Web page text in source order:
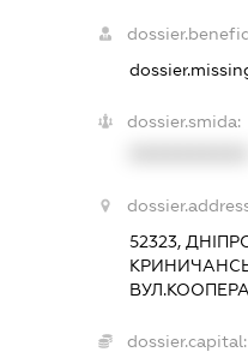
dossier.smida:
52323,
dossier.capital: